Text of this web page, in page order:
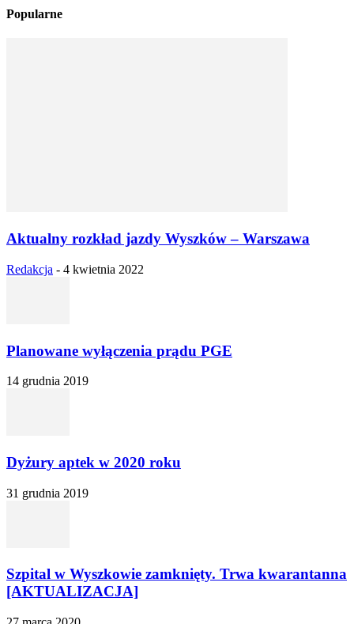
Popularne
Aktualny rozkład jazdy Wyszków – Warszawa
Redakcja - 4 kwietnia 2022
Planowane wyłączenia prądu PGE
14 grudnia 2019
Dyżury aptek w 2020 roku
31 grudnia 2019
Szpital w Wyszkowie zamknięty. Trwa kwarantanna
[AKTUALIZACJA]